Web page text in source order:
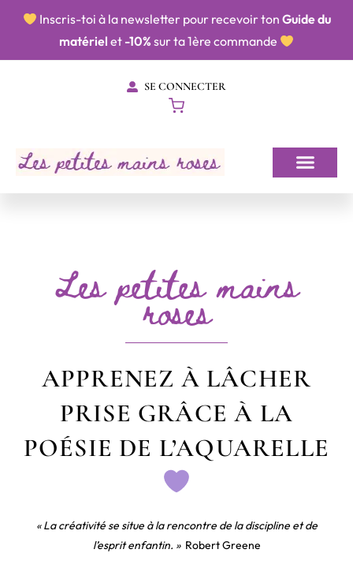
​​ Inscris-toi à la newsletter pour recevoir ton Guide du
matériel et -10% sur ta 1ère commande
SE CONNECTER
Les petites mains
roses
APPRENEZ À LÂCHER
PRISE GRÂCE À LA
POÉSIE DE L’AQUARELLE
« La créativité se situe à la rencontre de la discipline et de
l’esprit enfantin. » Robert Greene